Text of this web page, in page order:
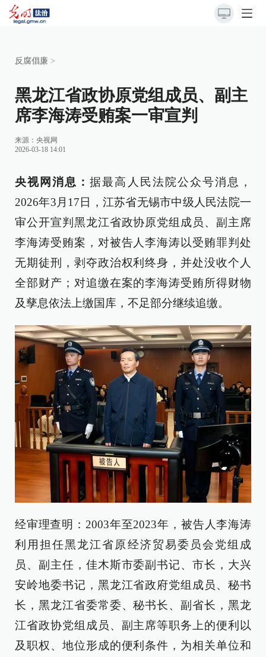
反腐倡廉 >
黑龙江省政协原党组成员、副主
席李海涛受贿案一审宣判
来源： 央视网
2026-03-18 14:01
央视网消息：据最高人民法院公众号消息，
2026年3月17日，江苏省无锡市中级人民法院一
审公开宣判黑龙江省政协原党组成员、副主席
李海涛受贿案，对被告人李海涛以受贿罪判处
无期徒刑，剥夺政治权利终身，并处没收个人
全部财产；对追缴在案的李海涛受贿所得财物
及孳息依法上缴国库，不足部分继续追缴。
经审理查明：2003年至2023年，被告人李海涛
利用担任黑龙江省原经济贸易委员会党组成
员、副主任，佳木斯市委副书记、市长，大兴
安岭地委书记，黑龙江省政府党组成员、秘书
长，黑龙江省委常委、秘书长、副省长，黑龙
江省政协党组成员、副主席等职务上的便利以
及职权、地位形成的便利条件，为相关单位和